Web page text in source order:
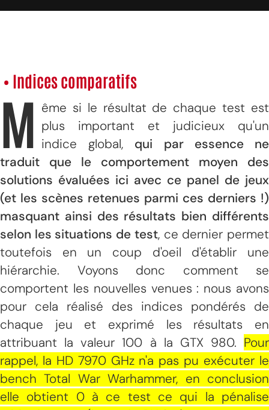
• Indices comparatifs
M ême si le résultat de chaque test est
plus important et judicieux qu'un
indice global, qui par essence ne
traduit que le comportement moyen des
solutions évaluées ici avec ce panel de jeux
(et les scènes retenues parmi ces derniers !)
masquant ainsi des résultats bien différents
selon les situations de test, ce dernier permet
toutefois en un coup d'oeil d'établir une
hiérarchie. Voyons donc comment se
comportent les nouvelles venues : nous avons
pour cela réalisé des indices pondérés de
chaque jeu et exprimé les résultats en
attribuant la valeur 100 à la GTX 980. Pour
rappel, la HD 7970 GHz n'a pas pu exécuter le
bench Total War Warhammer, en conclusion
elle obtient 0 à ce test ce qui la pénalise